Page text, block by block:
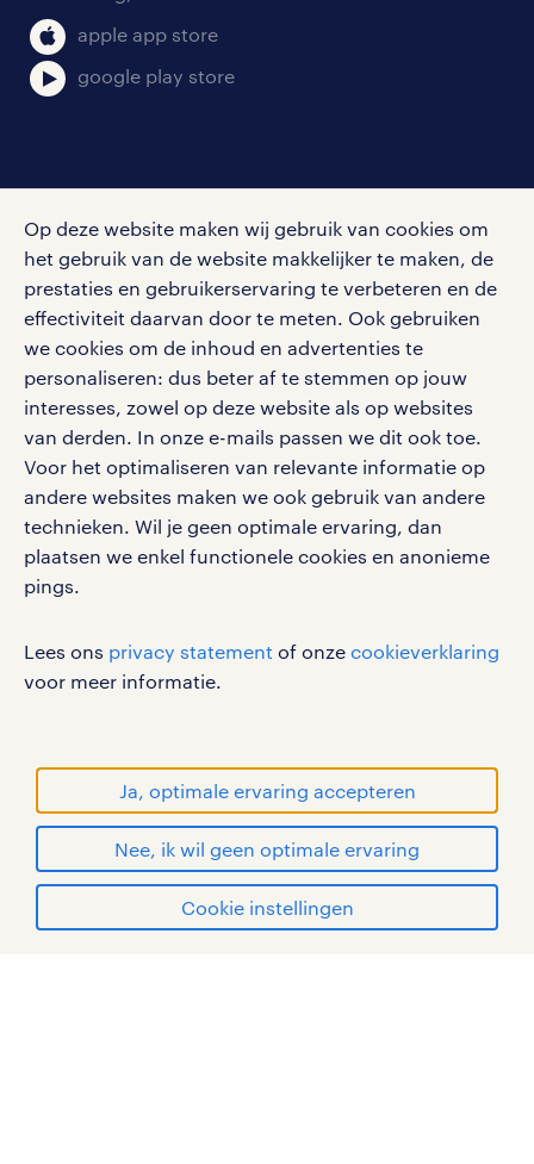
Op deze website maken wij gebruik van cookies om
het gebruik van de website makkelijker te maken, de
prestaties en gebruikerservaring te verbeteren en de
effectiviteit daarvan door te meten. Ook gebruiken
we cookies om de inhoud en advertenties te
personaliseren: dus beter af te stemmen op jouw
interesses, zowel op deze website als op websites
van derden. In onze e-mails passen we dit ook toe.
Voor het optimaliseren van relevante informatie op
andere websites maken we ook gebruik van andere
technieken. Wil je geen optimale ervaring, dan
plaatsen we enkel functionele cookies en anonieme
pings.
Lees ons privacy statement of onze cookieverklaring
voor meer informatie.
Ja, optimale ervaring accepteren
Nee, ik wil geen optimale ervaring
Cookie instellingen
bruto-netto calculator
apple app store
google play store
Volg ons voor de leukste content omtrent
vacatures, solliciteren en inspiratie.
werken bij randstad
gebruikersvoorwaarden
privacystatement
cookies
disclaimer
sitemap
RANDSTAD, HUMAN FORWARD en SHAPING THE
WORLD OF WORK zijn geregistreerde